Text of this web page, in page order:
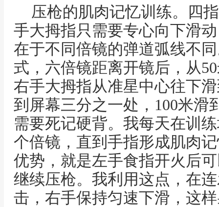
压枪的肌肉记忆训练。四
手大拇指只需要专心向下滑
在于不同倍镜的弹道弧线不
式，六倍镜距离开镜后，从
右手大拇指从准星中心往下
到屏幕三分之一处，100米滑
需要死记硬背。我每天在训
个倍镜，直到手指形成肌肉
优势，就是左手食指开火后
继续压枪。我利用这点，在
击，右手保持匀速下滑，这